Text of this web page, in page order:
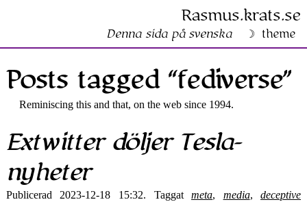
Rasmus​.krats​.se
Denna sida på svenska theme
Posts tagged “fediverse”
Reminiscing this and that, on the web since 1994.
Extwitter döljer Tesla­
nyheter
Publicerad 2023-12-18 15:32. Taggatmeta, media,deceptive